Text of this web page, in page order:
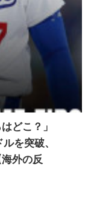
どこ？」
を突破、
外の反